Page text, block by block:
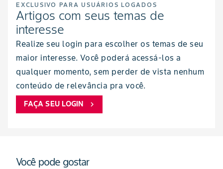
EXCLUSIVO PARA USUÁRIOS LOGADOS
Artigos com seus temas de
interesse
Realize seu login para escolher os temas de seu
maior interesse. Você poderá acessá-los a
qualquer momento, sem perder de vista nenhum
conteúdo de relevância pra você.
FAÇA SEU LOGIN chevron_right
Você pode gostar